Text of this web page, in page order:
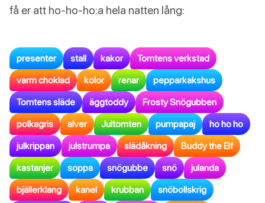
få er att ho-ho-ho:a hela natten lång:
presenter stall kakor Tomtens verkstad
varm choklad kolor renar pepparkakshus
Tomtens släde äggtoddy Frosty Snögubben
polkagris alver Jultomten pumpapaj ho ho ho
julkrippan julstrumpa slädåkning Buddy the Elf
kastanjer soppa snögubbe snö julanda
bjällerklang kanel krubban snöbollskrig